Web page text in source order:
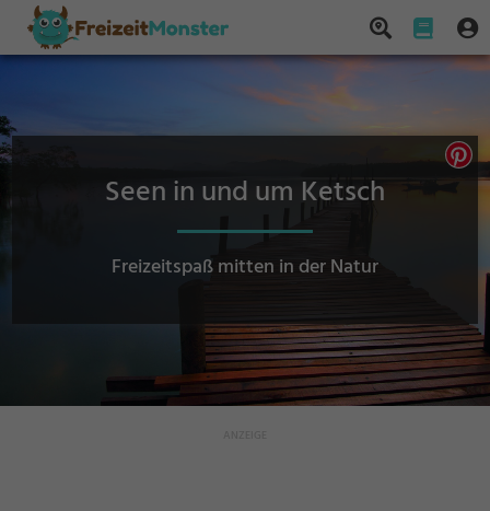
Seen in und um Ketsch
Freizeitspaß mitten in der Natur